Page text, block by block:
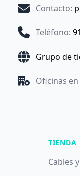
Contacto:
Teléfono:
Grupo de
Oficinas
TIENDA
Cables